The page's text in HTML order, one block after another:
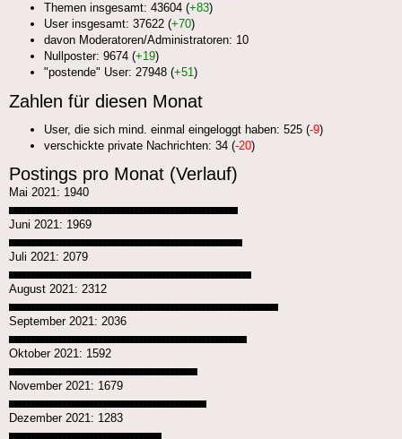
Themen insgesamt: 43604 (+83)
User insgesamt: 37622 (+70)
davon Moderatoren/Administratoren: 10
Nullposter: 9674 (+19)
"postende" User: 27948 (+51)
Zahlen für diesen Monat
User, die sich mind. einmal eingeloggt haben: 525 (-9)
verschickte private Nachrichten: 34 (-20)
Postings pro Monat (Verlauf)
Mai 2021: 1940
Juni 2021: 1969
Juli 2021: 2079
August 2021: 2312
September 2021: 2036
Oktober 2021: 1592
November 2021: 1679
Dezember 2021: 1283